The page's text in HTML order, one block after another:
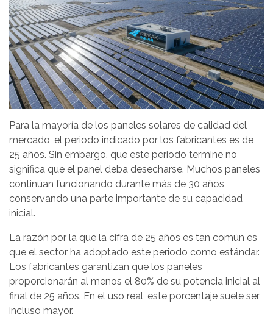
Para la mayoría de los paneles solares de calidad del
mercado, el periodo indicado por los fabricantes es de
25 años. Sin embargo, que este periodo termine no
significa que el panel deba desecharse. Muchos paneles
continúan funcionando durante más de 30 años,
conservando una parte importante de su capacidad
inicial.
La razón por la que la cifra de 25 años es tan común es
que el sector ha adoptado este periodo como estándar.
Los fabricantes garantizan que los paneles
proporcionarán al menos el 80% de su potencia inicial al
final de 25 años. En el uso real, este porcentaje suele ser
incluso mayor.